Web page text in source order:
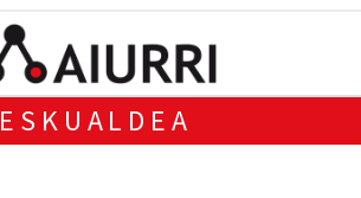
ESKUALDEA